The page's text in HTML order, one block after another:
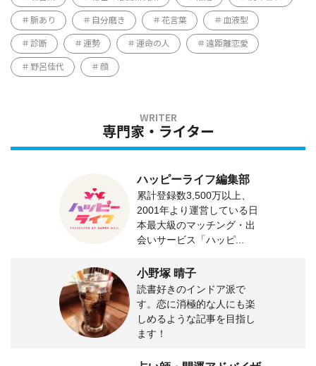
脈あり 自分磨き 花言葉 血液型
診断 運勢 運命の人 遠距離恋愛
野呂佳代 顔
専門家・ライター
ハッピーライフ編集部
累計登録数3,500万以上、
2001年より運営している日
本最大級のマッチング・出
会いサービス「ハッピ...
小野塚 晴子
読書好きのインドア派で
す。恋に消極的な人にも楽
しめるような記事を目指し
ます！